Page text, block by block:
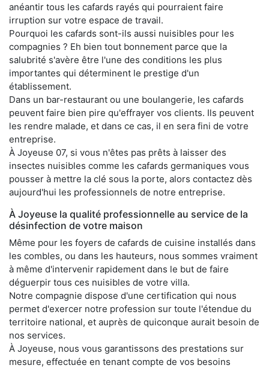
anéantir tous les cafards rayés qui pourraient faire
irruption sur votre espace de travail.
Pourquoi les cafards sont-ils aussi nuisibles pour les
compagnies ? Eh bien tout bonnement parce que la
salubrité s'avère être l'une des conditions les plus
importantes qui déterminent le prestige d'un
établissement.
Dans un bar-restaurant ou une boulangerie, les cafards
peuvent faire bien pire qu'effrayer vos clients. Ils peuvent
les rendre malade, et dans ce cas, il en sera fini de votre
entreprise.
À Joyeuse 07, si vous n'êtes pas prêts à laisser des
insectes nuisibles comme les cafards germaniques vous
pousser à mettre la clé sous la porte, alors contactez dès
aujourd'hui les professionnels de notre entreprise.
À Joyeuse la qualité professionnelle au service de la
désinfection de votre maison
Même pour les foyers de cafards de cuisine installés dans
les combles, ou dans les hauteurs, nous sommes vraiment
à même d'intervenir rapidement dans le but de faire
déguerpir tous ces nuisibles de votre villa.
Notre compagnie dispose d'une certification qui nous
permet d'exercer notre profession sur toute l'étendue du
territoire national, et auprès de quiconque aurait besoin de
nos services.
À Joyeuse, nous vous garantissons des prestations sur
mesure, effectuée en tenant compte de vos besoins